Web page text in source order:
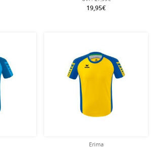
19,95€
Erima